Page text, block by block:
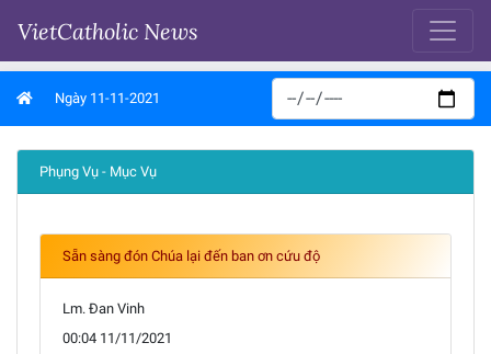
VietCatholic News
Ngày 11-11-2021
Phụng Vụ - Mục Vụ
Sẵn sàng đón Chúa lại đến ban ơn cứu độ
Lm. Đan Vinh
00:04 11/11/2021